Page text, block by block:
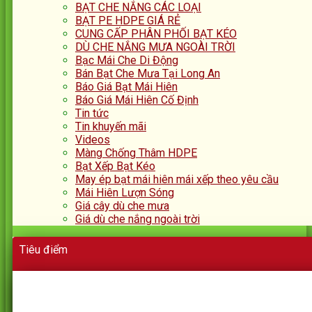
BẠT CHE NẮNG CÁC LOẠI
BẠT PE HDPE GIÁ RẺ
CUNG CẤP PHÂN PHỐI BẠT KÉO
DÙ CHE NẮNG MƯA NGOÀI TRỜI
Bạc Mái Che Di Động
Bán Bạt Che Mưa Tại Long An
Báo Giá Bạt Mái Hiên
Báo Giá Mái Hiên Cố Định
Tin tức
Tin khuyến mãi
Videos
Màng Chống Thâm HDPE
Bạt Xếp Bạt Kéo
May ép bạt mái hiên mái xếp theo yêu cầu
Mái Hiên Lượn Sóng
Giá cây dù che mưa
Giá dù che nắng ngoài trời
Tiêu điểm